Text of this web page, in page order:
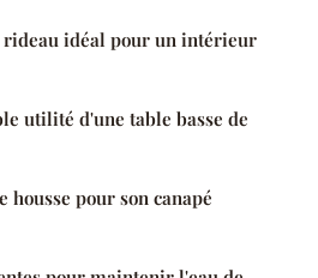
idéal pour un intérieur
utilité d'une table basse de
pour son canapé